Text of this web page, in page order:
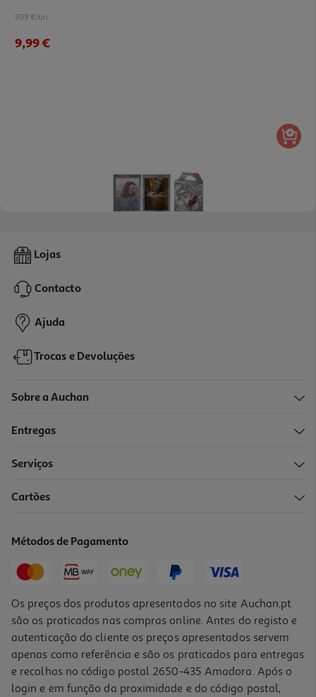
9.99 €/un
9,99 €
Carga Colorfilm Fujifilm Stone Gray Instax Mini 10pk
10,99 €
Lojas
Contacto
Ajuda
Trocas e Devoluções
Sobre a Auchan
Entregas
Serviços
Cartões
Métodos de Pagamento
Os preços dos produtos apresentados no site Auchan.pt
são os praticados nas compras online. Antes do registo e
autenticação do cliente os preços apresentados servem
apenas como referência e são os praticados para entregas
e recolhas no código postal 2650-435 Amadora. Após o
login e em função da proximidade e do código postal,